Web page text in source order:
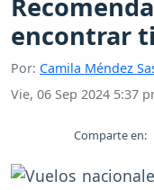
encontrar
Por: Camila Méndez
Vie, 06 Sep 2024 5:37
Comparte en: